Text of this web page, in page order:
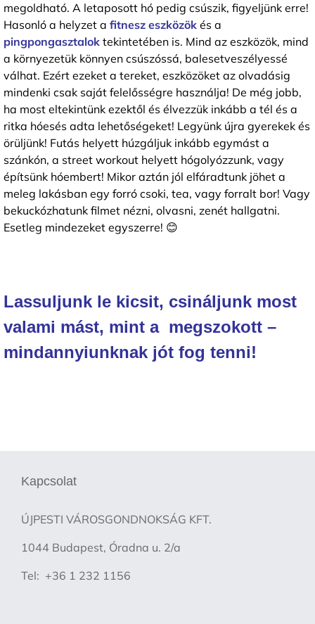
megoldható. A letaposott hó pedig csúszik, figyeljünk erre!
Hasonló a helyzet a fitnesz eszközök és a
pingpongasztalok tekintetében is. Mind az eszközök, mind
a környezetük könnyen csúszóssá, balesetveszélyessé
válhat. Ezért ezeket a tereket, eszközöket az olvadásig
mindenki csak saját felelősségre használja! De még jobb,
ha most eltekintünk ezektől és élvezzük inkább a tél és a
ritka hóesés adta lehetőségeket! Legyünk újra gyerekek és
örüljünk! Futás helyett húzgáljuk inkább egymást a
szánkón, a street workout helyett hógolyózzunk, vagy
építsünk hóembert! Mikor aztán jól elfáradtunk jöhet a
meleg lakásban egy forró csoki, tea, vagy forralt bor! Vagy
bekuckózhatunk filmet nézni, olvasni, zenét hallgatni.
Esetleg mindezeket egyszerre! 😊
Lassuljunk le kicsit, csináljunk most
valami mást, mint a megszokott –
mindannyiunknak jót fog tenni!
Kapcsolat
ÚJPESTI VÁROSGONDNOKSÁG KFT.
1044 Budapest, Óradna u. 2/a
Tel: +36 1 232 1156